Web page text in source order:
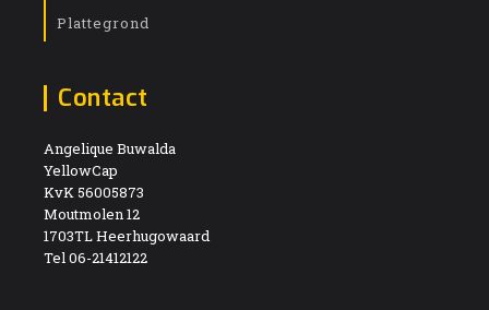
Plattegrond
Contact
Angelique Buwalda
YellowCap
KvK 56005873
Moutmolen 12
1703TL Heerhugowaard
Tel 06-21412122